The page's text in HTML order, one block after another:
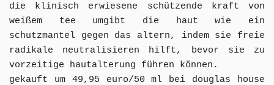
die klinisch erwiesene schützende kraft von
weißem tee umgibt die haut wie ein
schutzmantel gegen das altern, indem sie freie
radikale neutralisieren hilft, bevor sie zu
vorzeitige hautalterung führen können.
gekauft um 49,95 euro/50 ml bei douglas house